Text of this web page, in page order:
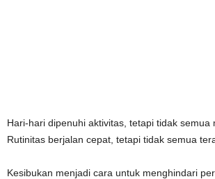
Hari-hari dipenuhi aktivitas, tetapi tidak semua
Rutinitas berjalan cepat, tetapi tidak semua
Kesibukan menjadi cara untuk menghindari